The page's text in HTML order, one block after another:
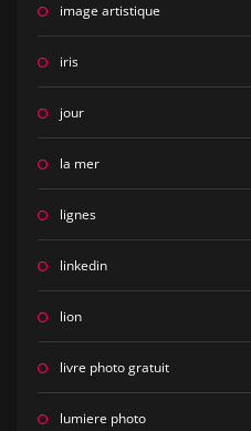
image artistique
iris
jour
la mer
lignes
linkedin
lion
livre photo gratuit
lumiere photo